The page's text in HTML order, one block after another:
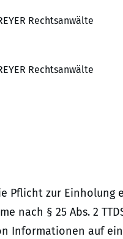
Rechtsanwälte
Rechtsanwälte
Pflicht zur Einholung
nach § 25 Abs. 2
Informationen auf